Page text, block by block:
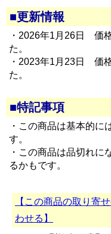
■更新情報
・2026年1月26日 価
た。
・2023年1月23日 価
た。
■特記事項
・この商品は基本的に
す。
・この商品は品切れに
るかもです。
【この商品の取り寄
わせる】